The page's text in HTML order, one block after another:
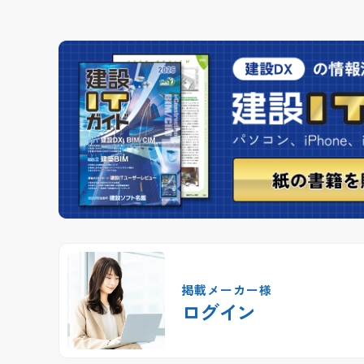
掲載メーカー様
ログイン